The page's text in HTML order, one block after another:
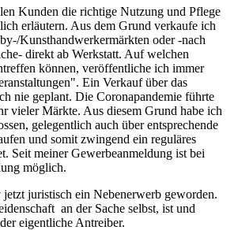
Kunden die richtige Nutzung und Pflege
erläutern. Aus dem Grund verkaufe ich
Kunsthandwerkermärkten oder -nach
direkt ab Werkstatt. Auf welchen
können, veröffentliche ich immer
Ein Verkauf über das
nie geplant. Die Coronapandemie führte
vieler Märkte. Aus diesem Grund habe ich
gelegentlich auch über entsprechende
und somit zwingend ein reguläres
Seit meiner Gewerbeanmeldung ist bei
möglich.
juristisch ein Nebenerwerb geworden.
an der Sache selbst, ist und
eigentliche Antreiber.